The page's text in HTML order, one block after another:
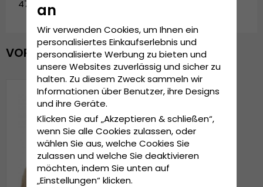
4735325.moss
VOR KURZEM ANGESEHEN
an
Wir verwenden Cookies, um Ihnen ein
personalisiertes Einkaufserlebnis und
personalisierte Werbung zu bieten und
unsere Websites zuverlässig und sicher zu
halten. Zu diesem Zweck sammeln wir
Informationen über Benutzer, ihre Designs
und ihre Geräte.
Klicken Sie auf „Akzeptieren & schließen“,
wenn Sie alle Cookies zulassen, oder
wählen Sie aus, welche Cookies Sie
zulassen und welche Sie deaktivieren
möchten, indem Sie unten auf
„Einstellungen“ klicken.